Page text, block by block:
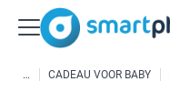
CADEAU VOOR BABY